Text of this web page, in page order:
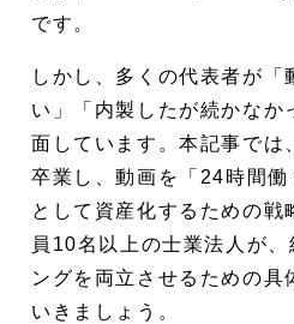
代表は、どうすれば
Q8. 社内スタッフで
やすい理由はなぜで
Q9. 動画運用の費用
は、どのように考え
まとめ
です。
しかし、多くの代表者が「
い」「内製したが続かなか
面しています。本記事では
卒業し、動画を「24時間働
として資産化するための戦
員10名以上の士業法人が
ングを両立させるための具
いきましょう。